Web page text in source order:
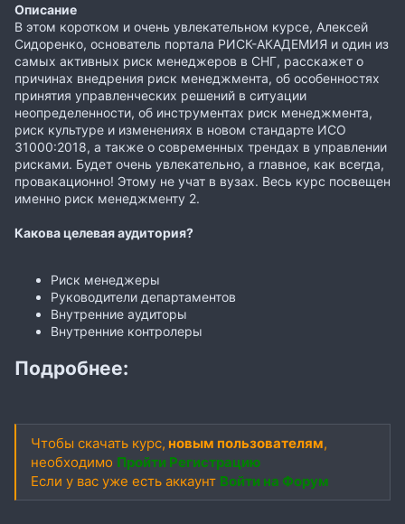
Описание
В этом коротком и очень увлекательном курсе, Алексей
Сидоренко, основатель портала РИСК-АКАДЕМИЯ и один из
самых активных риск менеджеров в СНГ, расскажет о
причинах внедрения риск менеджмента, об особенностях
принятия управленческих решений в ситуации
неопределенности, об инструментах риск менеджмента,
риск культуре и изменениях в новом стандарте ИСО
31000:2018, а также о современных трендах в управлении
рисками. Будет очень увлекательно, а главное, как всегда,
провакационно! Этому не учат в вузах. Весь курс посвещен
именно риск менеджменту 2.
Какова целевая аудитория?
Риск менеджеры
Руководители департаментов
Внутренние аудиторы
Внутренние контролеры
Подробнее:
Чтобы скачать курс, новым пользователям,
необходимо Пройти Регистрацию
Если у вас уже есть аккаунт Войти на Форум